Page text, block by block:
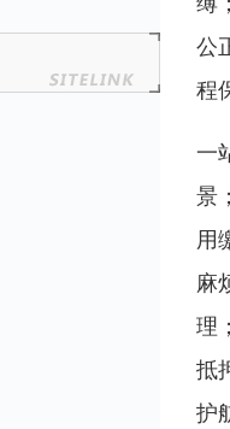
公
程
一
景
用
麻
理
抵
护